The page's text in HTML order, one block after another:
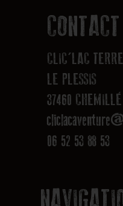
b
o
k
CONTACT
CLIC'LAC
LE PLESSIS
37460
06 52 53 88 53